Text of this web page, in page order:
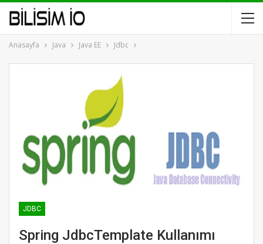
Anasayfa Java Java EE Jdbc
JDBC
Spring JdbcTemplate Kullanımı